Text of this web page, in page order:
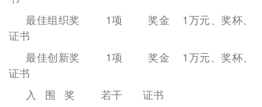
最佳组织奖 1项 奖金 1万元、奖杯、
证书
最佳创新奖 1项 奖金 1万元、奖杯、
证书
入 围 奖
若干 证书